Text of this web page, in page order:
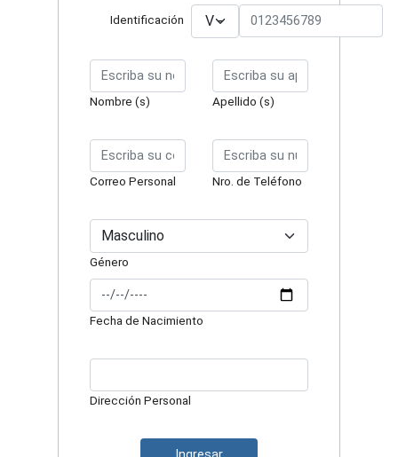
Identificación
Nombre (s) Apellido (s)
Correo Personal Nro. de Teléfono
Género
Fecha de Nacimiento
Dirección Personal